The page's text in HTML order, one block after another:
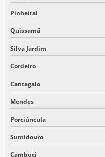
Pinheiral
Quissamã
Silva Jardim
Cordeiro
Cantagalo
Mendes
Porciúncula
Sumidouro
Cambuci